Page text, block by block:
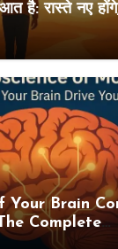
है: रास्ते नए
Your Brain
Complete
Guide